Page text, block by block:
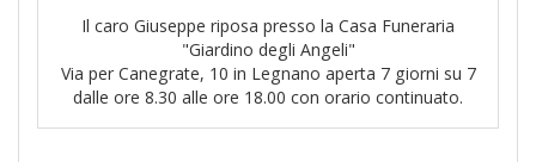
Il caro Giuseppe riposa presso la Casa Funeraria
"Giardino degli Angeli"
Via per Canegrate, 10 in Legnano aperta 7 giorni su 7
dalle ore 8.30 alle ore 18.00 con orario continuato.